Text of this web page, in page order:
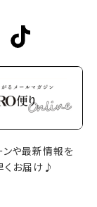
ンや最新情報を
くお届け♪